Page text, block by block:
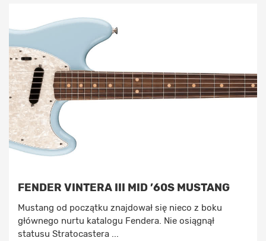
FENDER VINTERA III MID ’60S MUSTANG
Mustang od początku znajdował się nieco z boku
głównego nurtu katalogu Fendera. Nie osiągnął
statusu Stratocastera ...